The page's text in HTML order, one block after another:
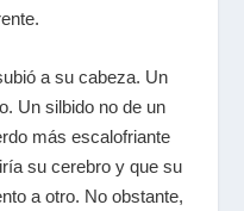
a su cabeza. Un
Un silbido no de un
más escalofriante
su cerebro y que su
a otro. No obstante,